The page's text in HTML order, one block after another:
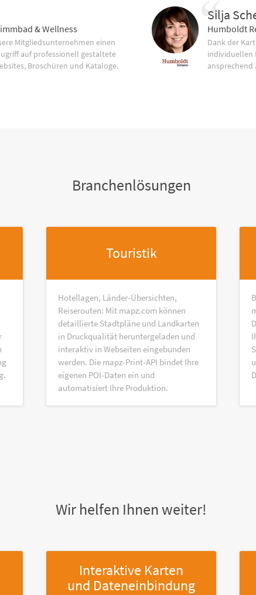
& Wellness
Mitgliedsunternehmen einen
auf professionell gestaltete
Broschüren und Kataloge.
Silja
Humboldt
Dank der
individuellen
ansprechend
Branchenlösungen
Touristik
Hotellagen, Länder-Übersichten,
Reiserouten: Mit mapz.com können
detaillierte Stadtpläne und Landkarten
in Druckqualität heruntergeladen und
interaktiv in Webseiten eingebunden
werden. Die mapz-Print-API bindet Ihre
eigenen POI-Daten ein und
automatisiert Ihre Produktion.
Wir helfen Ihnen weiter!
Interaktive Karten
und Dateneinbindung